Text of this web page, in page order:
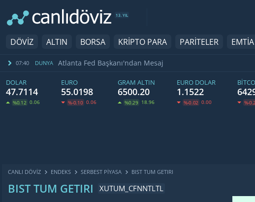
13. YIL
DÖVİZ ALTIN BORSA KRİPTO PARA PARİTELER EMTİA
07:40 DUNYA Atlanta Fed Başkanı'ndan Mesaj
DOLAR
47.7114
%0.12 0.06
EURO
55.0198
%-0.10 0.06
GRAM ALTIN
6500.20
%0.29 18.96
EURO DOLAR
1.1522
%-0.02 0.00 %-
CANLI DÖVİZ ENDEKS SERBEST PIYASA BIST TUM GETIRI
BIST TUM GETIRI XUTUM_CFNNTLTL